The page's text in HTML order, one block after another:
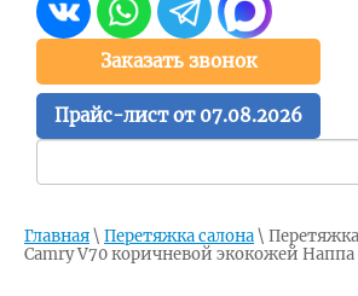
Заказать звонок
Прайс-лист от 07.08.2026
Главная\ Перетяжка салона\
Camry V70 коричневой экокожей Наппа